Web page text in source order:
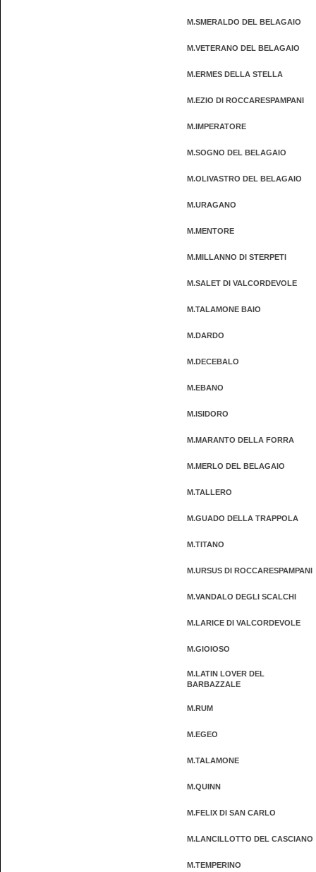
M.SMERALDO DEL BELAGAIO
M.VETERANO DEL BELAGAIO
M.ERMES DELLA STELLA
M.EZIO DI ROCCARESPAMPANI
M.IMPERATORE
M.SOGNO DEL BELAGAIO
M.OLIVASTRO DEL BELAGAIO
M.URAGANO
M.MENTORE
M.MILLANNO DI STERPETI
M.SALET DI VALCORDEVOLE
M.TALAMONE BAIO
M.DARDO
M.DECEBALO
M.EBANO
M.ISIDORO
M.MARANTO DELLA FORRA
M.MERLO DEL BELAGAIO
M.TALLERO
M.GUADO DELLA TRAPPOLA
M.TITANO
M.URSUS DI ROCCARESPAMPANI
M.VANDALO DEGLI SCALCHI
M.LARICE DI VALCORDEVOLE
M.GIOIOSO
M.LATIN LOVER DEL
BARBAZZALE
M.RUM
M.EGEO
M.TALAMONE
M.QUINN
M.FELIX DI SAN CARLO
M.LANCILLOTTO DEL CASCIANO
M.TEMPERINO